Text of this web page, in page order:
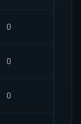
0
0
0